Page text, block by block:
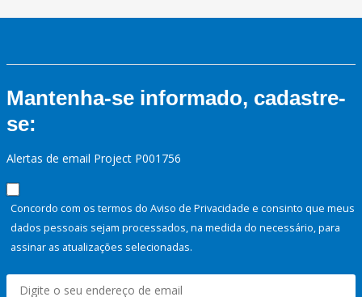
Mantenha-se informado, cadastre-
se:
Alertas de email Project P001756
Concordo com os termos do Aviso de Privacidade e consinto que meus
dados pessoais sejam processados, na medida do necessário, para
assinar as atualizações selecionadas.